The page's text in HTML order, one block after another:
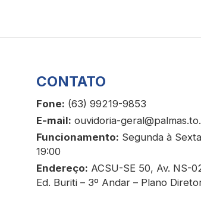
CONTATO
Fone: (63) 99219-9853
E-mail: ouvidoria-
Funcionamento: Segunda à
19:00
Endereço: ACSU-SE 50, Av. NS-
Ed. Buriti – 3º Andar – Plano